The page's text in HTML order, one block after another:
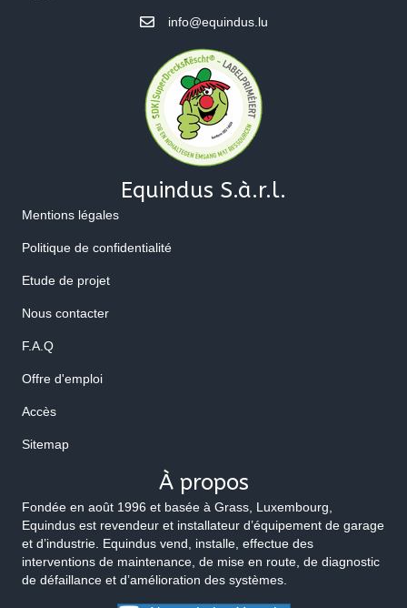
info@equindus.lu
Equindus S.à.r.l.
Mentions légales
Politique de confidentialité
Etude de projet
Nous contacter
F.A.Q
Offre d'emploi
Accès
Sitemap
À propos
Fondée en août 1996 et basée à Grass, Luxembourg,
Equindus est revendeur et installateur d’équipement de garage
et d’industrie. Equindus vend, installe, effectue des
interventions de maintenance, de mise en route, de diagnostic
de défaillance et d’amélioration des systèmes.